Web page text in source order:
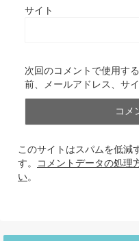
サイト
次回のコメントで使用す
前、メールアドレス、サ
このサイトはスパムを低減
す。
コメントデータの処理
い。